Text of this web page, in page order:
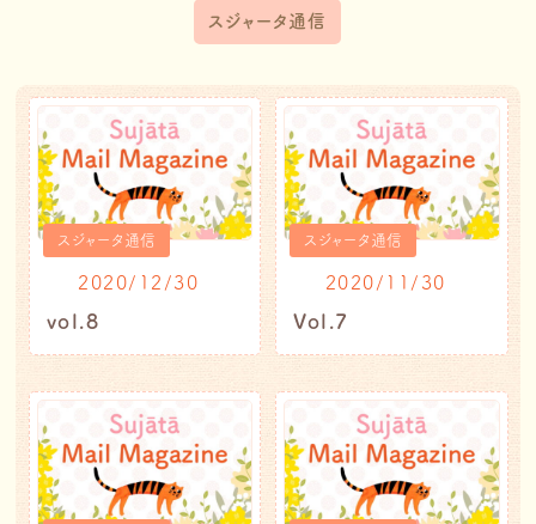
スジャータ通信
スジャータ通信
2020/12/30
vol.8
スジャータ通信
2020/11/30
Vol.7